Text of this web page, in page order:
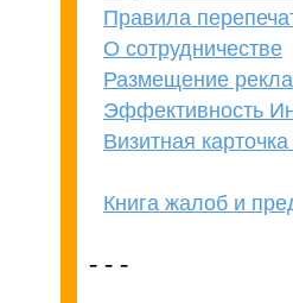
Правила
О сотрудничестве
Размещение
Эффективность
Визитная
Книга жалоб и
- - -